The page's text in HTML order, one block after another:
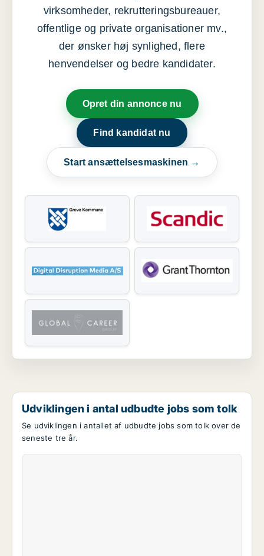
virksomheder, rekrutteringsbureauer,
offentlige og private organisationer mv.,
der ønsker høj synlighed, flere
henvendelser og bedre kandidater.
Opret din annonce nu
Find kandidat nu
Start ansættelsesmaskinen →
Udviklingen i antal udbudte jobs som tolk
Se udviklingen i antallet af udbudte jobs som tolk over de
seneste tre år.